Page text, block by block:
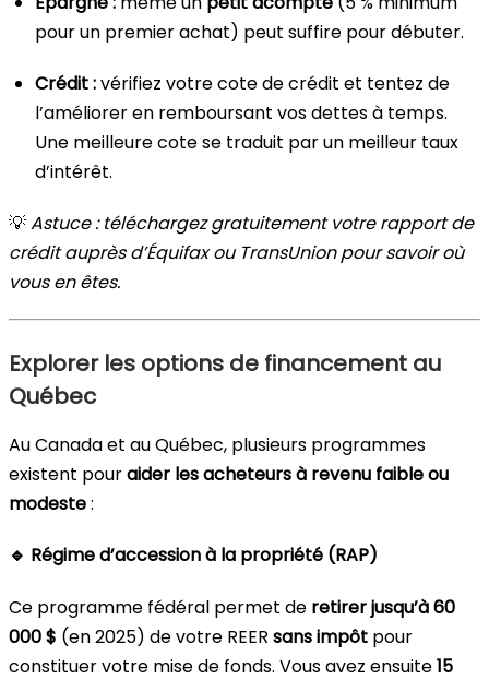
pour un premier achat) peut suffire pour débuter.
Crédit :vérifiez votre cote de crédit et tentez de
l’améliorer en remboursant vos dettes à temps.
Une meilleure cote se traduit par un meilleur taux
d’intérêt.
💡Astuce : téléchargez gratuitement votre rapport de
crédit auprès d’Équifax ou TransUnion pour savoir où
vous en êtes.
Explorer les options de financement au
Québec
Au Canada et au Québec, plusieurs programmes
existent pouraider les acheteurs à revenu faible ou
modeste:
🔹 Régime d’accession à la propriété (RAP)
Ce programme fédéral permet de retirer jusqu’à 60
000 $ (en 2025) de votre REER sans impôt pour
constituer votre mise de fonds. Vous avez ensuite15